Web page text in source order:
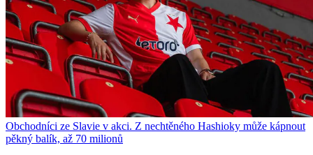
Obchodníci ze Slavie v akci. Z nechtěného Hashioky může kápnout
pěkný balík, až 70 milionů